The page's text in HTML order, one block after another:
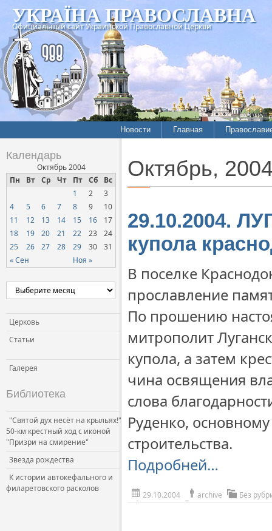
УКРАЇНА ПРАВОСЛАВНА
Официальный сайт Украинской Православной Церкви
Новости Главная
Календарь
Октябрь 2004
Пн
Вт Ср Чт Пт Сб Вс
« Сен Ноя »
1 2
3
4
5 6 7 8 9
10
11
12 13 14 15 16
17
18
19 20 21 22 23
24
25
26 27 28 29 30 31
Церковь
Статьи
Галерея
Библиотека
"Святой дух несёт на крыльях!"
50-км крестный ход с иконой
"Призри на смирение"
Звезда рождества
К истории автокефального и
филаретовского расколов
Октябрь,
29.10.2004.
купола
В поселке
прославление
По прошению
митрополит
купола, а затем
чина освящения
слова
Руденко,
строительства.
Подробней…
29.10.2004 archive Без